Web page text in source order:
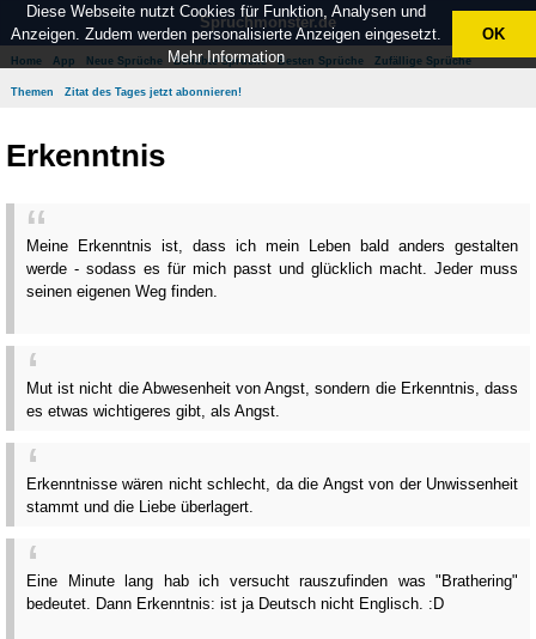
Spruchmonster.de
Home App Neue Sprüche Beliebte Sprüche Besten Sprüche Zufällige Sprüche
Themen Zitat des Tages jetzt abonnieren!
Erkenntnis
Meine Erkenntnis ist, dass ich mein Leben bald anders gestalten
werde - sodass es für mich passt und glücklich macht. Jeder muss
seinen eigenen Weg finden.
Mut ist nicht die Abwesenheit von Angst, sondern die Erkenntnis, dass
es etwas wichtigeres gibt, als Angst.
Erkenntnisse wären nicht schlecht, da die Angst von der Unwissenheit
stammt und die Liebe überlagert.
Eine Minute lang hab ich versucht rauszufinden was "Brathering"
bedeutet. Dann Erkenntnis: ist ja Deutsch nicht Englisch. :D
Diese Webseite nutzt Cookies für Funktion, Analysen und
Anzeigen. Zudem werden personalisierte Anzeigen eingesetzt.
Mehr Information
OK